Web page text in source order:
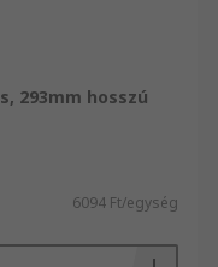
293mm hosszú
6094 Ft/egység